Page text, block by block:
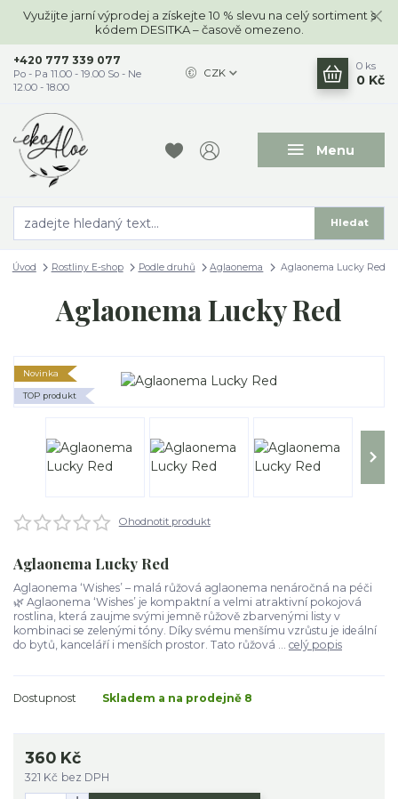
Využijte jarní výprodej a získejte 10 % slevu na celý sortiment s
kódem DESITKA – časově omezeno.
Menu
CZK
Hledat
+420 777 339 077
Po - Pa 11.00 - 19.00 So - Ne
12.00 - 18.00
0 ks
0 Kč
Úvod Rostliny E-shop Podle druhů Aglaonema Aglaonema Lucky Red
Aglaonema Lucky Red
Novinka
TOP produkt
Ohodnotit produkt
Aglaonema Lucky Red
Aglaonema ‘Wishes’ – malá růžová aglaonema nenáročná na péči
🌿 Aglaonema ‘Wishes’ je kompaktní a velmi atraktivní pokojová
rostlina, která zaujme svými jemně růžově zbarvenými listy v
kombinaci se zelenými tóny. Díky svému menšímu vzrůstu je ideální
do bytů, kanceláří i menších prostor. Tato růžová ... celý popis
Dostupnost Skladem a na prodejně 8
360 Kč
321 Kč bez DPH